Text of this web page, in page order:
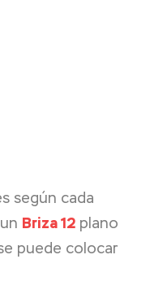
según cada
Briza 12 plano
puede colocar